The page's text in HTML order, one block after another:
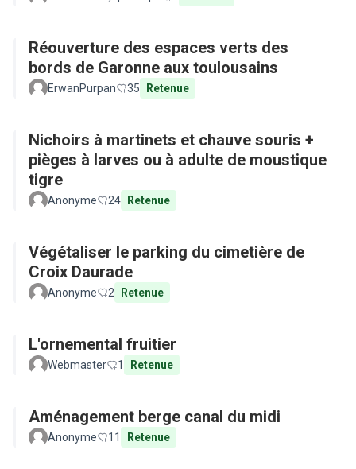
Réouverture des espaces verts des
bords de Garonne aux toulousains
ErwanPurpan 35 Retenue
Nichoirs à martinets et chauve souris +
pièges à larves ou à adulte de moustique
tigre
Anonyme 24 Retenue
Végétaliser le parking du cimetière de
Croix Daurade
Anonyme 2 Retenue
L'ornemental fruitier
Webmaster 1 Retenue
Aménagement berge canal du midi
Anonyme 11 Retenue